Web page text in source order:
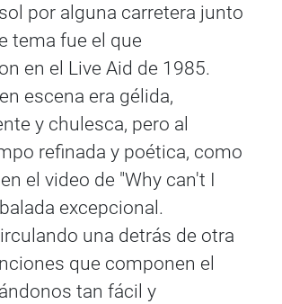
por alguna carretera junto
tema fue el que
en el Live Aid de 1985.
escena era gélida,
y chulesca, pero al
refinada y poética, como
el video de "Why can't I
excepcional.
una detrás de otra
que componen el
tan fácil y